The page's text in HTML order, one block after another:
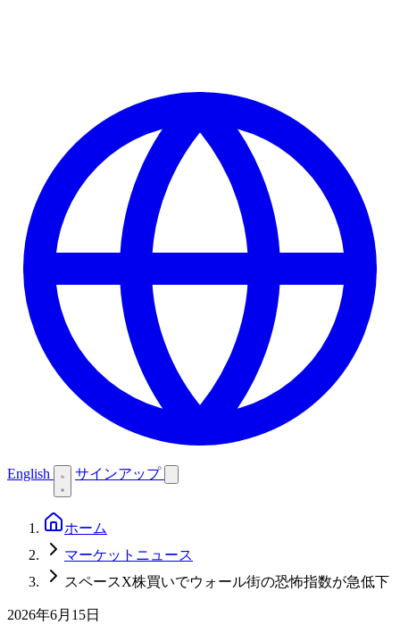
English サインアップ
ホーム
マーケットニュース
スペースX株買いでウォール街の恐怖指数が急低下
2026年6月15日